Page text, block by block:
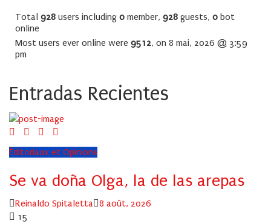
Total 928 users including 0 member, 928 guests, 0 bot
online
Most users ever online were 9512, on 8 mai, 2026 @ 3:59
pm
Entradas Recientes
Éditoriaux et Opinions
Se va doña Olga, la de las arepas
Author
Reinaldo Spitaletta Posted
8 août, 2026
15